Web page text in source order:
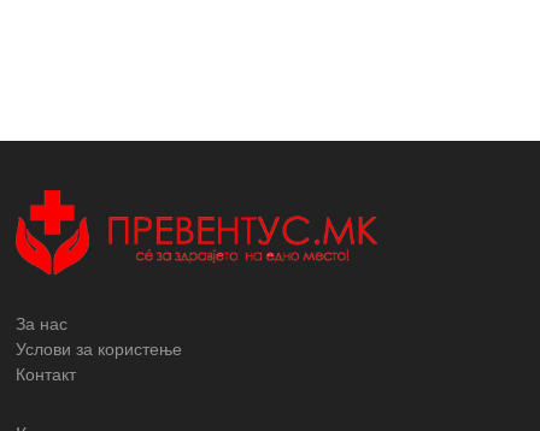
За нас
Услови за користење
Контакт